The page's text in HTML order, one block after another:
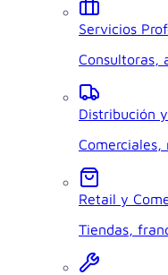
Servicios
Consultoras,
Distribución
Retail y
Tiendas,